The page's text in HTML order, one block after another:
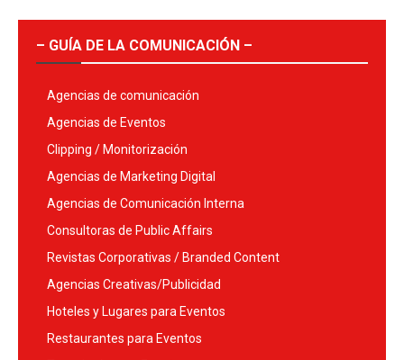
– GUÍA DE LA COMUNICACIÓN –
Agencias de comunicación
Agencias de Eventos
Clipping / Monitorización
Agencias de Marketing Digital
Agencias de Comunicación Interna
Consultoras de Public Affairs
Revistas Corporativas / Branded Content
Agencias Creativas/Publicidad
Hoteles y Lugares para Eventos
Restaurantes para Eventos